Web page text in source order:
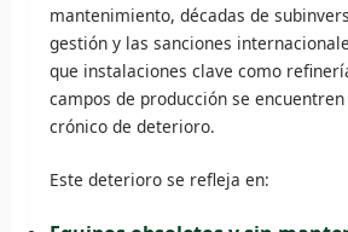
mantenimiento, décadas de
gestión y las sanciones
que instalaciones clave como
campos de producción se
crónico de deterioro.
Este deterioro se refleja en: